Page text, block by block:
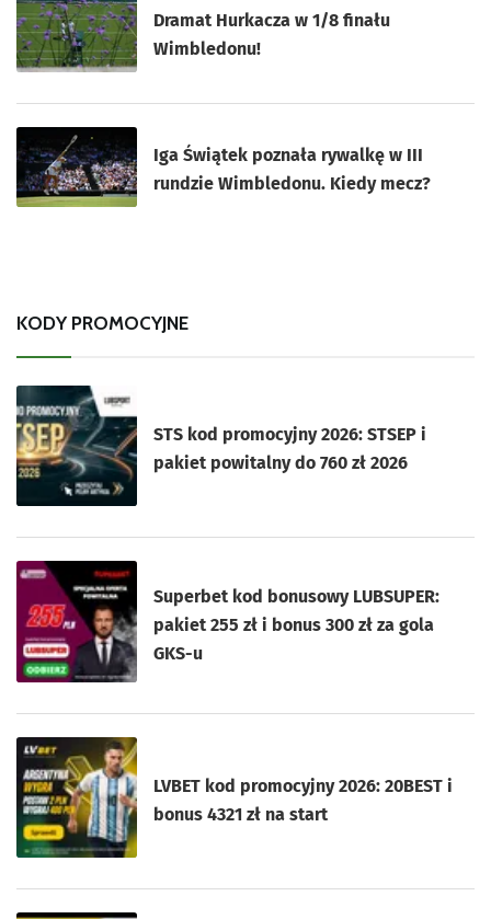
Dramat Hurkacza w 1/8 finału
Wimbledonu!
Iga Świątek poznała rywalkę w III
rundzie Wimbledonu. Kiedy mecz?
KODY PROMOCYJNE
STS kod promocyjny 2026: STSEP i
pakiet powitalny do 760 zł 2026
Superbet kod bonusowy LUBSUPER:
pakiet 255 zł i bonus 300 zł za gola
GKS-u
LVBET kod promocyjny 2026: 20BEST i
bonus 4321 zł na start